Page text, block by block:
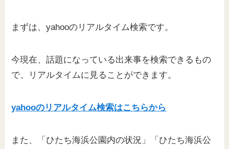
まずは、yahooのリアルタイム検索です。
今現在、話題になっている出来事を検索できるもの
で、リアルタイムに見ることができます。
yahooのリアルタイム検索はこちらから
また、「ひたち海浜公園内の状況」「ひたち海浜公